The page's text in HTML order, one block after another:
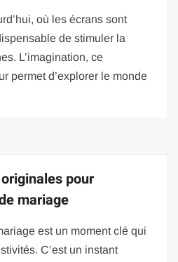
où les écrans sont
de stimuler la
L’imagination, ce
permet d’explorer le monde
pour
mariage
est un moment clé qui
C’est un instant